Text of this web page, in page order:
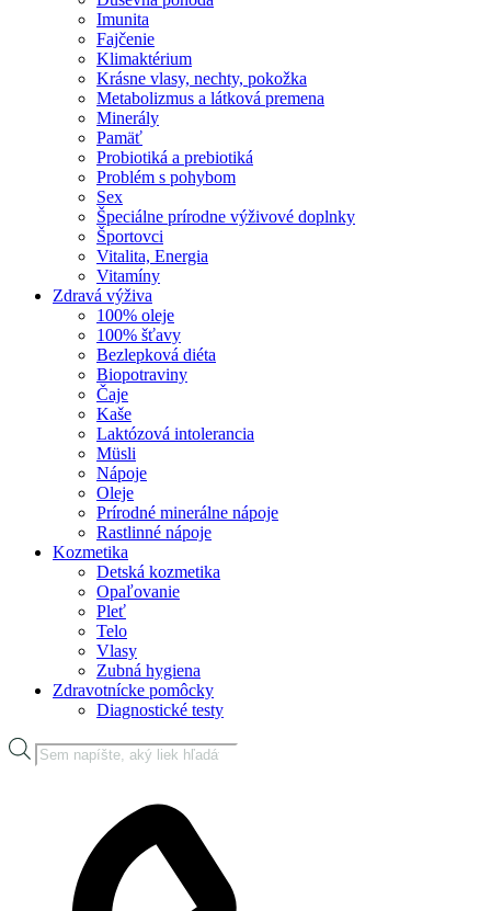
Imunita
Fajčenie
Klimaktérium
Krásne vlasy, nechty, pokožka
Metabolizmus a látková premena
Minerály
Pamäť
Probiotiká a prebiotiká
Problém s pohybom
Sex
Špeciálne prírodne výživové doplnky
Športovci
Vitalita, Energia
Vitamíny
Zdravá výživa
100% oleje
100% šťavy
Bezlepková diéta
Biopotraviny
Čaje
Kaše
Laktózová intolerancia
Müsli
Nápoje
Oleje
Prírodné minerálne nápoje
Rastlinné nápoje
Kozmetika
Detská kozmetika
Opaľovanie
Pleť
Telo
Vlasy
Zubná hygiena
Zdravotnícke pomôcky
Diagnostické testy
Products
search